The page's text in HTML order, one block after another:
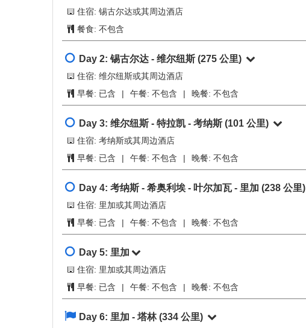
住宿: 锡古尔达或其周边酒店
餐食: 不包含
Day 2:锡古尔达 - 维尔纽斯(275 公里)
住宿: 维尔纽斯或其周边酒店
早餐: 已含 | 午餐: 不包含 | 晚餐: 不包含
Day 3:维尔纽斯 - 特拉凯 - 考纳斯(101 公里)
住宿: 考纳斯或其周边酒店
早餐: 已含 | 午餐: 不包含 | 晚餐: 不包含
Day 4:考纳斯 - 希奥利埃 - 叶尔加瓦 - 里加 (238 公里)
住宿: 里加或其周边酒店
早餐: 已含 | 午餐: 不包含 | 晚餐: 不包含
Day 5: 里加
住宿: 里加或其周边酒店
早餐: 已含 | 午餐: 不包含 | 晚餐: 不包含
Day 6: 里加 - 塔林(334 公里)